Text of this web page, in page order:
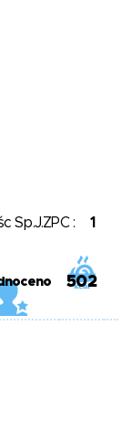
Sp.J.ZPC :1
502